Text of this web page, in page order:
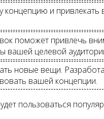
и привлекать
поможет привлечь
вашей целевой
новые вещи.
вашей концепции.
пользоваться